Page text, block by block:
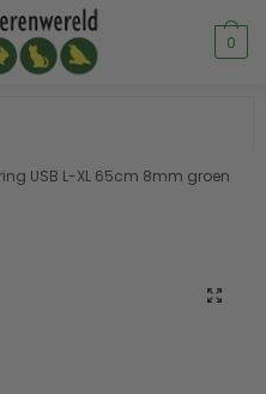
0
USB L-XL 65cm 8mm groen